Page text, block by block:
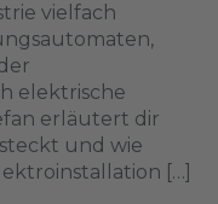
vielfach
elektrische
erläutert dir
und wie
[…]